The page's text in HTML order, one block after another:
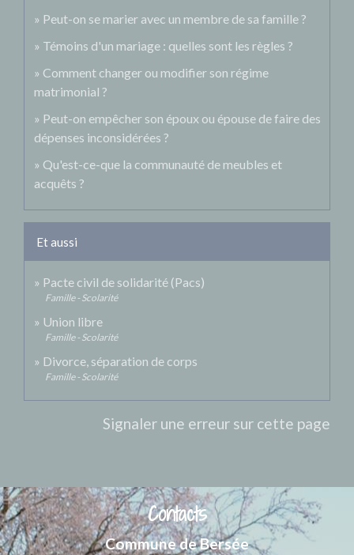
Peut-on se marier avec un membre de sa famille ?
Témoins d'un mariage : quelles sont les règles ?
Comment changer ou modifier son régime
matrimonial ?
Peut-on empêcher son époux ou épouse de faire des
dépenses inconsidérées ?
Qu'est-ce-que la communauté de meubles et
acquêts ?
Et aussi
Pacte civil de solidarité (Pacs)
Famille - Scolarité
Union libre
Famille - Scolarité
Divorce, séparation de corps
Famille - Scolarité
Signaler une erreur sur cette page
Contacts
Commune de Bersée